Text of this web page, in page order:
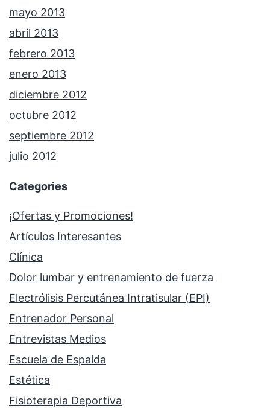
mayo 2013
abril 2013
febrero 2013
enero 2013
diciembre 2012
octubre 2012
septiembre 2012
julio 2012
Categories
¡Ofertas y Promociones!
Artículos Interesantes
Clínica
Dolor lumbar y entrenamiento de fuerza
Electrólisis Percutánea Intratisular (EPI)
Entrenador Personal
Entrevistas Medios
Escuela de Espalda
Estética
Fisioterapia Deportiva